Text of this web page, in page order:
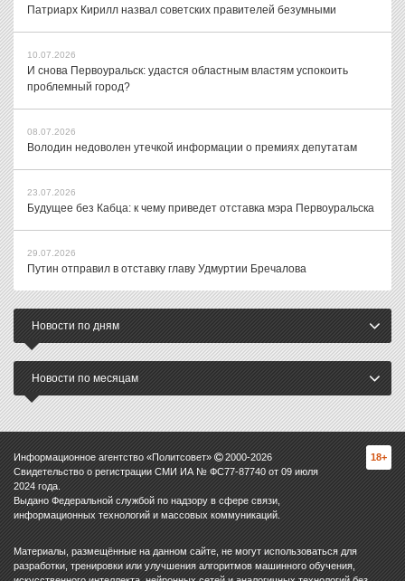
Патриарх Кирилл назвал советских правителей безумными
10.07.2026
И снова Первоуральск: удастся областным властям успокоить
проблемный город?
08.07.2026
Володин недоволен утечкой информации о премиях депутатам
23.07.2026
Будущее без Кабца: к чему приведет отставка мэра Первоуральска
29.07.2026
Путин отправил в отставку главу Удмуртии Бречалова
Новости по дням
Новости по месяцам
Информационное агентство «Политсовет» 2000-2026
Свидетельство о регистрации СМИ ИА № ФС77-87740 от 09 июля
2024 года.
Выдано Федеральной службой по надзору в сфере связи,
информационных технологий и массовых коммуникаций.
18+
Материалы, размещённые на данном сайте, не могут использоваться для
разработки, тренировки или улучшения алгоритмов машинного обучения,